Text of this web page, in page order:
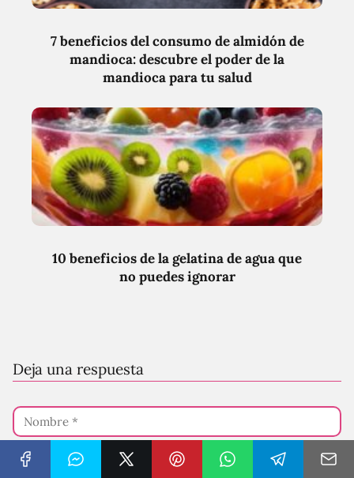
7 beneficios del consumo de almidón de
mandioca: descubre el poder de la
mandioca para tu salud
10 beneficios de la gelatina de agua que
no puedes ignorar
Deja una respuesta